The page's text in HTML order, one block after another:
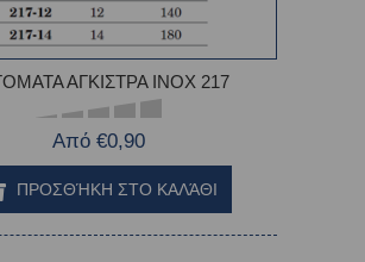
ΑΓΚΙΣΤΡΑ INOX 217
Από €0,90